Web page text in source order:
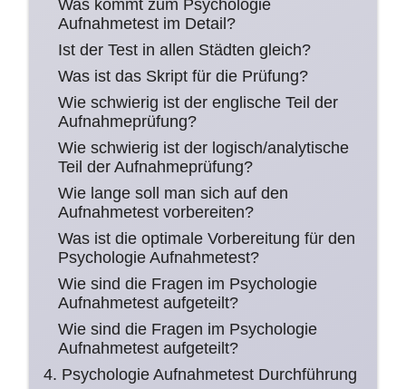
Was kommt zum Psychologie
Aufnahmetest im Detail?
Ist der Test in allen Städten gleich?
Was ist das Skript für die Prüfung?
Wie schwierig ist der englische Teil der
Aufnahmeprüfung?
Wie schwierig ist der logisch/analytische
Teil der Aufnahmeprüfung?
Wie lange soll man sich auf den
Aufnahmetest vorbereiten?
Was ist die optimale Vorbereitung für den
Psychologie Aufnahmetest?
Wie sind die Fragen im Psychologie
Aufnahmetest aufgeteilt?
Wie sind die Fragen im Psychologie
Aufnahmetest aufgeteilt?
4. Psychologie Aufnahmetest Durchführung